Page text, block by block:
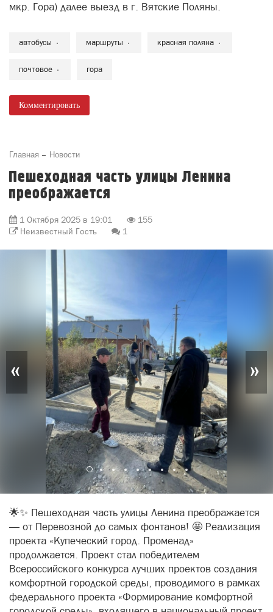
мкр. Гора) далее выезд в г. Вятские Поляны.
автобусы маршруты красная поляна
почтовое гора
Комментировать
Главная Новости
Пешеходная часть улицы Ленина
преображается
1 Октября 2025 в 19:01
155
Неизвестный Гость
1
« »
🌟✨ Пешеходная часть улицы Ленина преображается
— от Перевозной до самых фонтанов! 🤩 Реализация
проекта «Купеческий город. Променад»
продолжается. Проект стал победителем
Всероссийского конкурса лучших проектов создания
комфортной городской среды, проводимого в рамках
федерального проекта «Формирование комфортной